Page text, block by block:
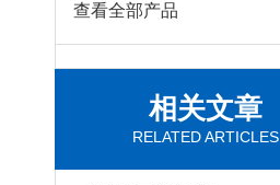
查看全部产品
相关文章
RELATED ARTICLES